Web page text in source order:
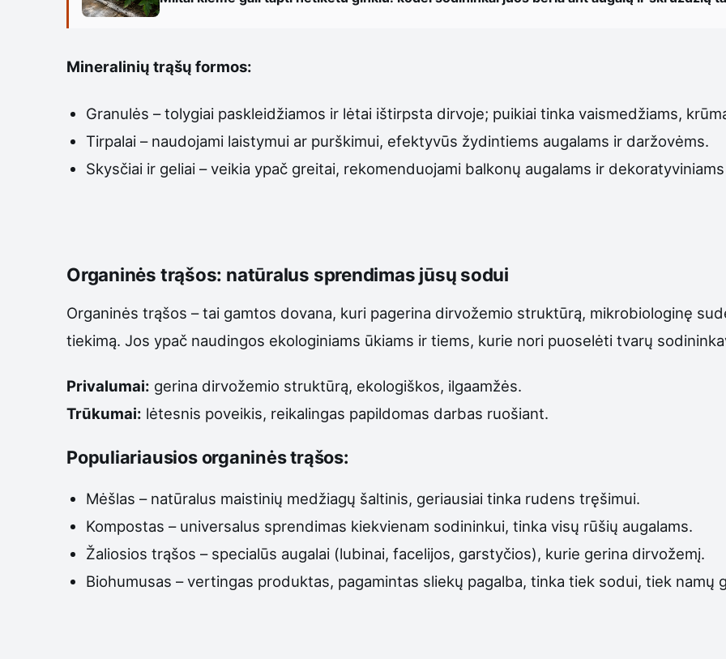
Mineralinių trąšų formos:
Granulės – tolygiai paskleidžiamos ir lėtai ištirpsta dirvoje; puikiai tinka vaismedžiams,
Tirpalai – naudojami laistymui ar purškimui, efektyvūs žydintiems augalams ir daržovėms.
Skysčiai ir geliai – veikia ypač greitai, rekomenduojami balkonų augalams ir
Organinės trąšos: natūralus sprendimas jūsų sodui
Organinės trąšos – tai gamtos dovana, kuri pagerina dirvožemio struktūrą, mikrobiologinę
tiekimą. Jos ypač naudingos ekologiniams ūkiams ir tiems, kurie nori puoselėti tvarų
Privalumai: gerina dirvožemio struktūrą, ekologiškos, ilgaamžės.
Trūkumai: lėtesnis poveikis, reikalingas papildomas darbas ruošiant.
Populiariausios organinės trąšos:
Mėšlas – natūralus maistinių medžiagų šaltinis, geriausiai tinka rudens tręšimui.
Kompostas – universalus sprendimas kiekvienam sodininkui, tinka visų rūšių augalams.
Žaliosios trąšos – specialūs augalai (lubinai, facelijos, garstyčios), kurie gerina dirvožemį.
Biohumusas – vertingas produktas, pagamintas sliekų pagalba, tinka tiek sodui, tiek namų